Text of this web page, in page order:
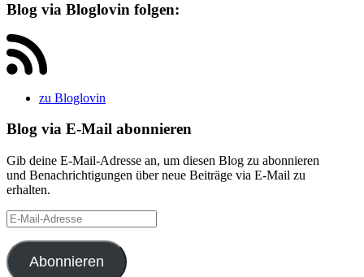
Blog via Bloglovin folgen:
zu Bloglovin
Blog via E-Mail abonnieren
Gib deine E-Mail-Adresse an, um diesen Blog zu abonnieren
und Benachrichtigungen über neue Beiträge via E-Mail zu
erhalten.
E-
Mail-
Adresse
Abonnieren